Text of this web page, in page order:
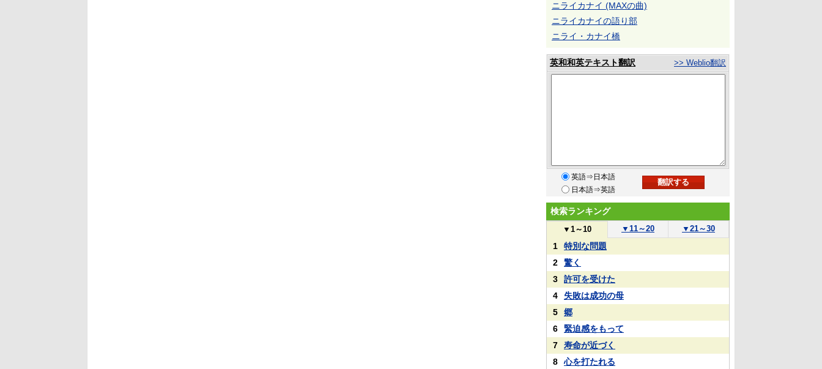
ニライカナイ (MAXの曲)
ニライカナイの語り部
ニライ・カナイ橋
英和和英テキスト翻訳 >> Weblio翻訳
英語⇒日本語
日本語⇒英語
検索ランキング
▼ 1～10 ▼ 11～20 ▼ 21～30
1
特別な問題
2
驚く
3
許可を受けた
4
失敗は成功の母
5
郷
6
緊迫感をもって
7
寿命が近づく
8
心を打たれる